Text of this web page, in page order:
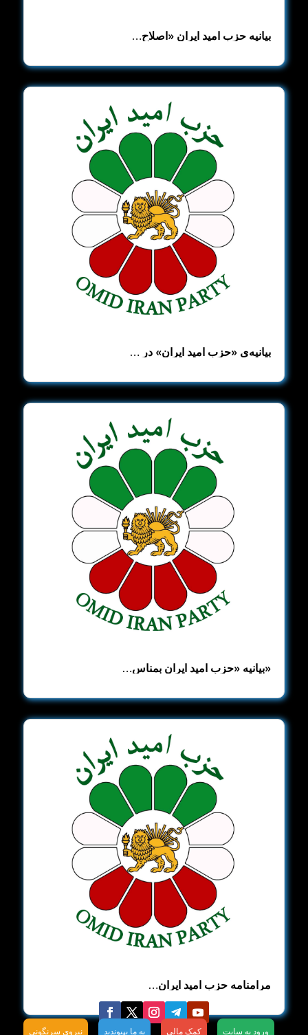
بیانیه حزب امید ایران ​«اصلاح‌…
بیانیه‌ی «حزب امید ایران» در …
«بیانیه «حزب امید ایران بمناس…
مرامنامه حزب امید ایران…
ورود به سایت کمک مالی به ما بپیوندید نیروی سرنگونی